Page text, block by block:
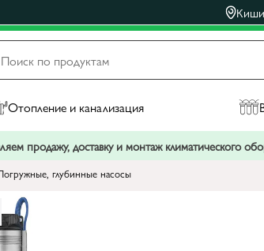
Отопление и канализация
продажу, доставку и монтаж климатического
глубинные насосы